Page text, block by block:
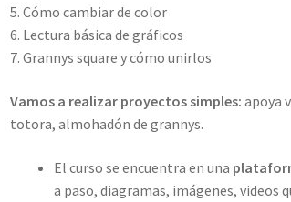
5. Cómo cambiar de color
6. Lectura básica de gráficos
7. Grannys square y cómo unirlos
Vamos a realizar proyectos simples: apoya
totora, almohadón de grannys.
El curso se encuentra en una
a paso, diagramas, imágenes, videos